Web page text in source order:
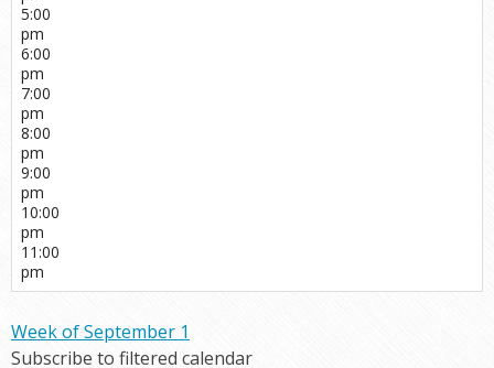
5:00
pm
6:00
pm
7:00
pm
8:00
pm
9:00
pm
10:00
pm
11:00
pm
Week of September 1
Subscribe to filtered calendar